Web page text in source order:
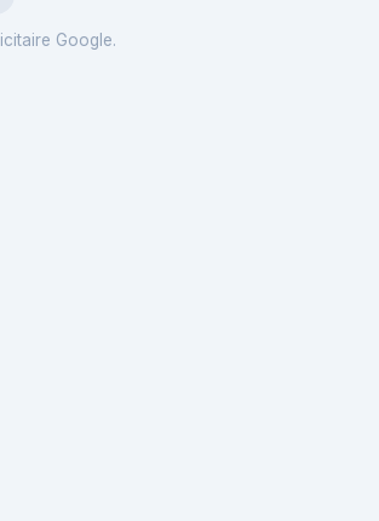
Google.